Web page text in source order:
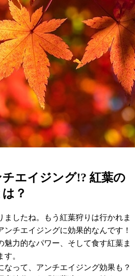
エイジング!? 紅葉の
？
ましたね。もう紅葉狩りは行かれま
ンチエイジングに効果的なんです！
魅力的なパワー、そして食す紅葉ま
。
なって、アンチエイジング効果も？